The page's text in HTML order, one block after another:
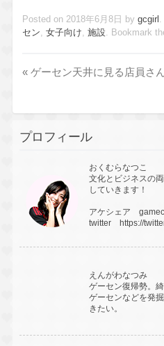
Posted on 2018年6月8日 by gcgirl
セン 女子向け 施設. Bookmark
«ゲーセン天井に見る店員さ
プロフィール
おくむらなつこ
文化とビジネスの
していきます！
アケシェア
twitter https://
えんがわなつみ
ゲーセン復帰勢。
ゲーセンなどを発
きたい。